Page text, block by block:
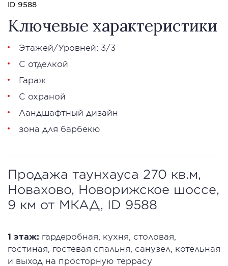
ID 9588
Ключевые характеристики
Этажей/Уровней: 3/3
С отделкой
Гараж
С охраной
Ландшафтный дизайн
зона для барбекю
Продажа таунхауса 270 кв.м,
Новахово, Новорижское шоссе,
9 км от МКАД, ID 9588
1 этаж: гардеробная, кухня, столовая,
гостиная, гостевая спальня, санузел, котельная
и выход на просторную террасу